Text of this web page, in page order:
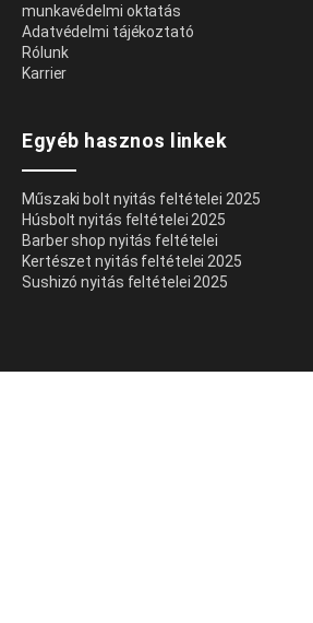
munkavédelmi oktatás
Adatvédelmi tájékoztató
Rólunk
Karrier
Egyéb hasznos linkek
Műszaki bolt nyitás feltételei 2025
Húsbolt nyitás feltételei 2025
Barber shop nyitás feltételei
Kertészet nyitás feltételei 2025
Sushizó nyitás feltételei 2025